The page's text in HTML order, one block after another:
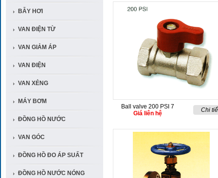
BẪY HƠI
VAN ĐIỆN TỪ
VAN GIẢM ÁP
VAN ĐIỆN
VAN XẺNG
MÁY BƠM
ĐỒNG HỒ NƯỚC
VAN GÓC
ĐỒNG HỒ ĐO ÁP SUẤT
ĐỒNG HỒ NƯỚC NÓNG
Ball valve 200 PSI 7
Giá liên hệ
Chi